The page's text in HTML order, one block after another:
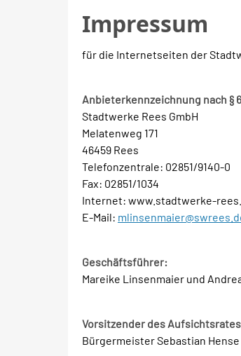
Impressum
für die Internetseiten der
Anbieterkennzeichnung nach §
Stadtwerke Rees GmbH
Melatenweg 171
46459 Rees
Telefonzentrale: 02851/9140-0
Fax: 02851/1034
Internet: www.stadtwerke-
E-Mail:
Geschäftsführer:
Mareike Linsenmaier und
Vorsitzender des
Bürgermeister Sebastian Hense